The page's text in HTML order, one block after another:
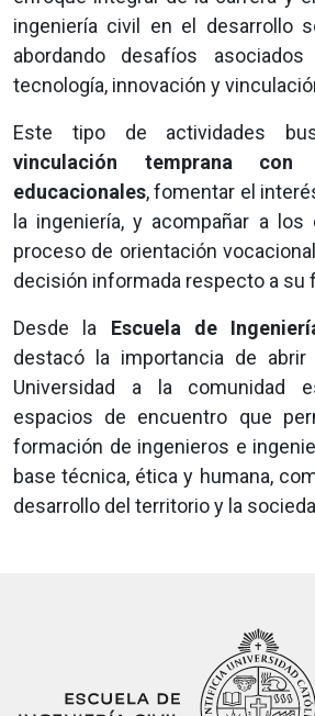
ingeniería civil en el desarrollo
abordando desafíos
tecnología, innovación y
Este tipo de actividades
vinculación temprana con
educacionales, fomentar el
la ingeniería, y acompañar a
proceso de orientación
decisión informada respecto a su
Desde la Escuela de
destacó la importancia de
Universidad a la comunidad
espacios de encuentro que
formación de ingenieros e
base técnica, ética y humana,
desarrollo del territorio y la